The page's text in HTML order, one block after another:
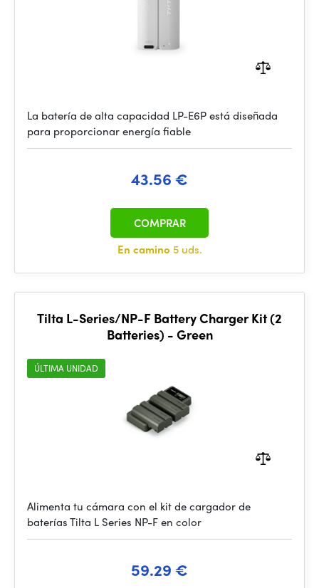
La batería de alta capacidad LP-E6P está diseñada
para proporcionar energía fiable
43.56 €
En camino 5 uds.
COMPRAR
Tilta L-Series/NP-F Battery Charger Kit (2
Batteries) - Green
ÚLTIMA UNIDAD
Alimenta tu cámara con el kit de cargador de
baterías Tilta L Series NP-F en color
59.29 €